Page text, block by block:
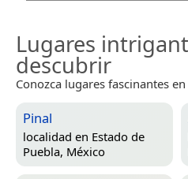
Lugares
descubrir
Conozca lugares fascinantes
Pinal
localidad en Estado de
Puebla, México